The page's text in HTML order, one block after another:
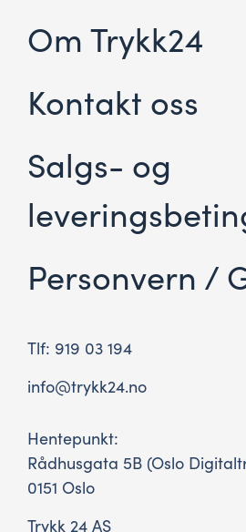
Om Trykk24
Kontakt oss
Salgs- og
Personvern /
Tlf: 919 03 194
info@trykk24.no
Hentepunkt:
Rådhusgata 5B (Oslo
0151 Oslo
Trykk 24 AS